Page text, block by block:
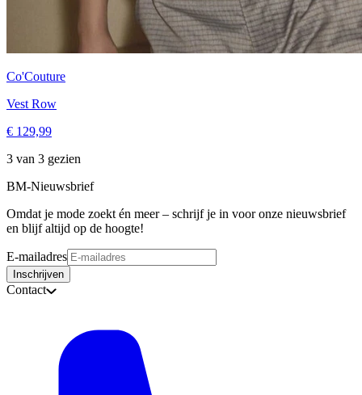
Co'Couture
Vest Row
€ 129,99
3 van 3 gezien
BM-Nieuwsbrief
Omdat je mode zoekt én meer – schrijf je in voor onze nieuwsbrief
en blijf altijd op de hoogte!
E-mailadres
Inschrijven
Contact